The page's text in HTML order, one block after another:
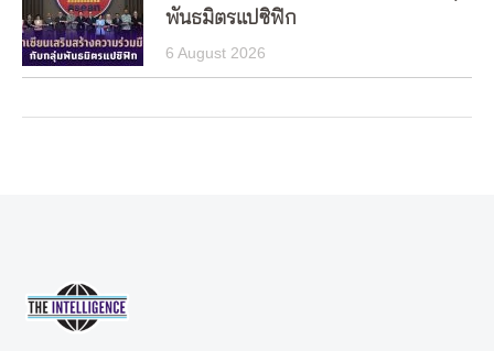
พันธมิตรแปซิฟิก
6 August 2026